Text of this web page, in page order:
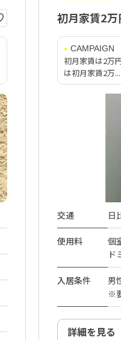
初月家賃2万
CAMPAIGN
初月家賃は2万
は初月家賃2万...
交通 日
使用料
個
ド
入居条件
男
※
詳細を見る